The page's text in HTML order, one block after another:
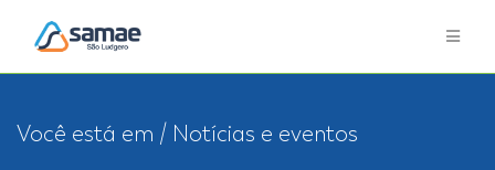
Você está em / Notícias e eventos